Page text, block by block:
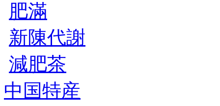
肥滿
新陳代謝
減肥茶
中国特産